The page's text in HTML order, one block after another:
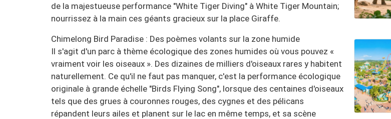
de la majestueuse performance "White Tiger Diving" à White Tiger Mountain;
nourrissez à la main ces géants gracieux sur la place Giraffe.
Chimelong Bird Paradise : Des poèmes volants sur la zone humide
Il s'agit d'un parc à thème écologique des zones humides où vous pouvez «
vraiment voir les oiseaux ». Des dizaines de milliers d'oiseaux rares y habitent
naturellement. Ce qu'il ne faut pas manquer, c'est la performance écologique
originale à grande échelle "Birds Flying Song", lorsque des centaines d'oiseaux
tels que des grues à couronnes rouges, des cygnes et des pélicans
répandent leurs ailes et planent sur le lac en même temps, et sa scène